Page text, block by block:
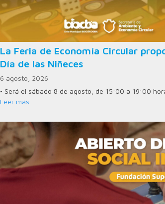
La Feria de Economía Circular
Día de las Niñeces
6 agosto, 2026
• Será el sábado 8 de agosto, de 15:00 a 19:00
Leer más